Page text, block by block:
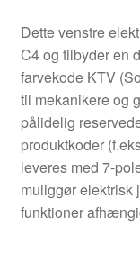
Dette venstre
C4 og tilbyder en
farvekode KTV
til mekanikere og
pålidelig
produktkoder
leveres med 7-
muliggør elektrisk
funktioner